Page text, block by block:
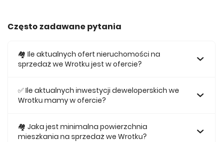
Często zadawane pytania
🏘️ Ile aktualnych ofert nieruchomości na
sprzedaż we Wrotku jest w ofercie?
we Wrotku.
✅ Ile aktualnych inwestycji deweloperskich we
Wrotku mamy w ofercie?
we Wrotku.
🏘 Jaka jest minimalna powierzchnia
mieszkania na sprzedaż we Wrotku?